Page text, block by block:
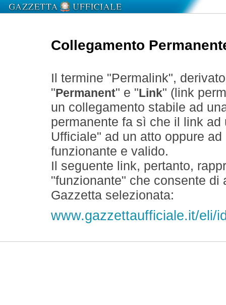
Collegamento
Il termine "Permalink",
" Permanent" e " Link" (link
un collegamento stabile ad
permanente fa sì che il link
Ufficiale" ad un atto oppure
funzionante e valido.
Il seguente link, pertanto,
"funzionante" che consente
Gazzetta selezionata:
www.gazzettaufficiale.it/eli/